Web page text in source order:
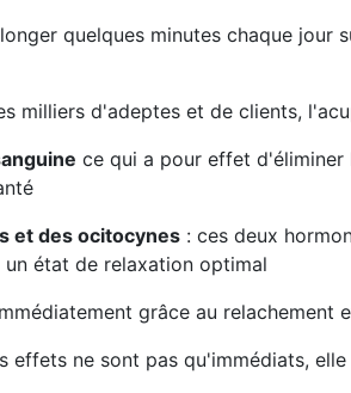
quelques minutes chaque
milliers d'adeptes et de clients,
ce qui a pour effet d'éliminer
et des ocitocynes : ces deux
état de relaxation optimal
grâce au relachement
effets ne sont pas qu'immédiats,